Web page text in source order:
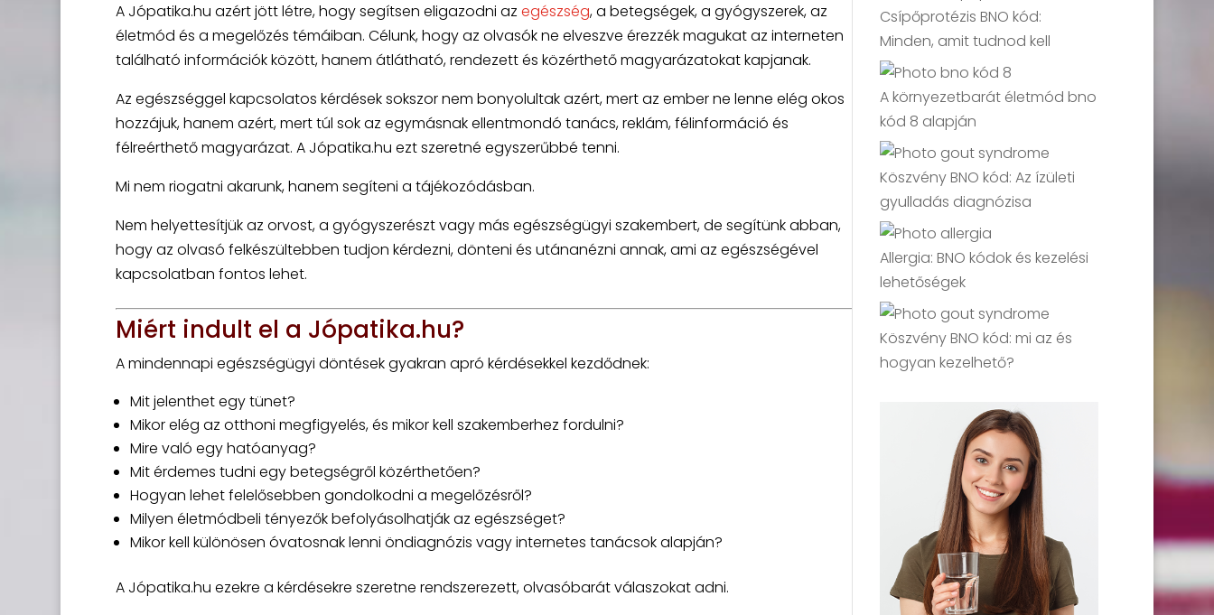
A Jópatika.hu azért jött létre, hogy segítsen eligazodni az egészség, a betegségek, a gyógyszerek, az
életmód és a megelőzés témáiban. Célunk, hogy az olvasók ne elveszve érezzék magukat az interneten
található információk között, hanem átlátható, rendezett és közérthető magyarázatokat kapjanak.
Az egészséggel kapcsolatos kérdések sokszor nem bonyolultak azért, mert az ember ne lenne elég okos
hozzájuk, hanem azért, mert túl sok az egymásnak ellentmondó tanács, reklám, félinformáció és
félreérthető magyarázat. A Jópatika.hu ezt szeretné egyszerűbbé tenni.
Mi nem riogatni akarunk, hanem segíteni a tájékozódásban.
Nem helyettesítjük az orvost, a gyógyszerészt vagy más egészségügyi szakembert, de segítünk abban,
hogy az olvasó felkészültebben tudjon kérdezni, dönteni és utánanézni annak, ami az egészségével
kapcsolatban fontos lehet.
Miért indult el a Jópatika.hu?
A mindennapi egészségügyi döntések gyakran apró kérdésekkel kezdődnek:
Mit jelenthet egy tünet?
Mikor elég az otthoni megfigyelés, és mikor kell szakemberhez fordulni?
Mire való egy hatóanyag?
Mit érdemes tudni egy betegségről közérthetően?
Hogyan lehet felelősebben gondolkodni a megelőzésről?
Milyen életmódbeli tényezők befolyásolhatják az egészséget?
Mikor kell különösen óvatosnak lenni öndiagnózis vagy internetes tanácsok alapján?
A Jópatika.hu ezekre a kérdésekre szeretne rendszerezett, olvasóbarát válaszokat adni.
Csípőprotézis BNO kód:
Minden, amit tudnod kell
A környezetbarát életmód bno
kód 8 alapján
Köszvény BNO kód: Az ízületi
gyulladás diagnózisa
Allergia: BNO kódok és kezelési
lehetőségek
Köszvény BNO kód: mi az és
hogyan kezelhető?